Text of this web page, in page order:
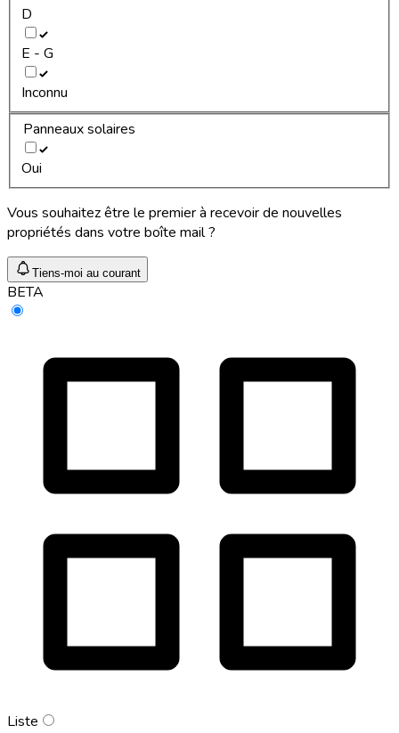
D
E - G
Inconnu
Panneaux solaires
Oui
Vous souhaitez être le premier à recevoir de nouvelles
propriétés dans votre boîte mail ?
Tiens-moi au courant
BETA
Liste